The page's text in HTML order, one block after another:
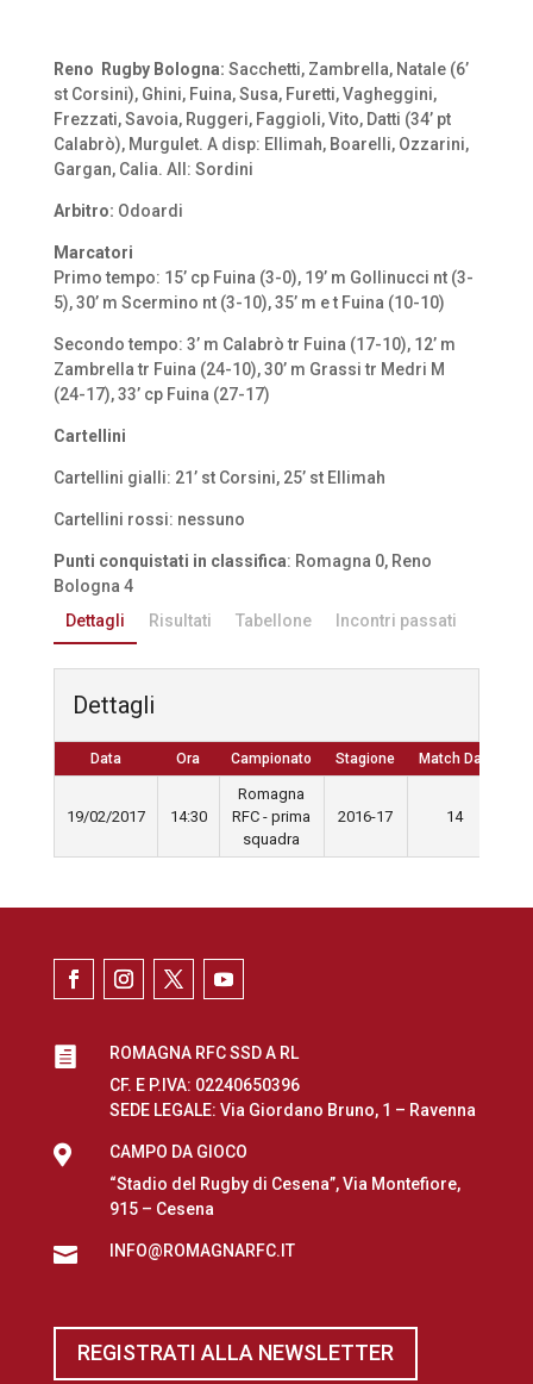
Reno Rugby Bologna: Sacchetti, Zambrella, Natale (6’
st Corsini), Ghini, Fuina, Susa, Furetti, Vagheggini,
Frezzati, Savoia, Ruggeri, Faggioli, Vito, Datti (34’ pt
Calabrò), Murgulet. A disp: Ellimah, Boarelli, Ozzarini,
Gargan, Calia. All: Sordini
Arbitro: Odoardi
Marcatori
Primo tempo: 15’ cp Fuina (3-0), 19’ m Gollinucci nt (3-
5), 30’ m Scermino nt (3-10), 35’ m e t Fuina (10-10)
Secondo tempo: 3’ m Calabrò tr Fuina (17-10), 12’ m
Zambrella tr Fuina (24-10), 30’ m Grassi tr Medri M
(24-17), 33’ cp Fuina (27-17)
Cartellini
Cartellini gialli: 21’ st Corsini, 25’ st Ellimah
Cartellini rossi: nessuno
Punti conquistati in classifica: Romagna 0, Reno
Bologna 4
Dettagli
Risultati Tabellone Incontri passati
Dettagli
Data Ora Campionato Stagione Match Day
19/02/2017 14:30
Romagna
RFC - prima
squadra
2016-17 14

ROMAGNA RFC SSD A RL
CF. E P.IVA: 02240650396
SEDE LEGALE: Via Giordano Bruno, 1 – Ravenna

CAMPO DA GIOCO
“Stadio del Rugby di Cesena”, Via Montefiore,
915 – Cesena
 INFO@ROMAGNARFC.IT
REGISTRATI ALLA NEWSLETTER